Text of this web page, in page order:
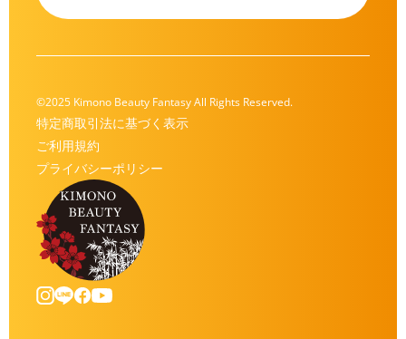
©2025 Kimono Beauty Fantasy All Rights Reserved.
特定商取引法に基づく表示
ご利用規約
プライバシーポリシー